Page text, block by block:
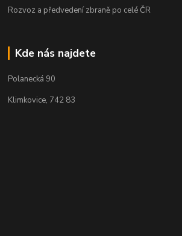
Rozvoz a předvedení zbraně po celé ČR
Kde nás najdete
Polanecká 90
Klimkovice, 742 83